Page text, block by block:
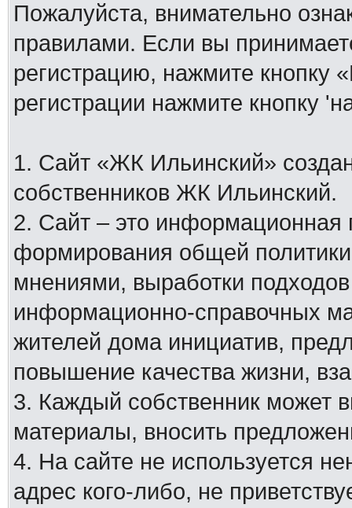
Пожалуйста, внимательно
правилами. Если вы
регистрацию, нажмите кнопку
регистрации нажмите кнопку
1. Сайт «ЖК Ильинский»
собственников ЖК Ильинский.
2. Сайт – это
формирования общей
мнениями, выработки
информационно-справочных
жителей дома инициатив,
повышение качества жизни,
3. Каждый собственник может
материалы, вносить
4. На сайте не используется
адрес кого-либо, не